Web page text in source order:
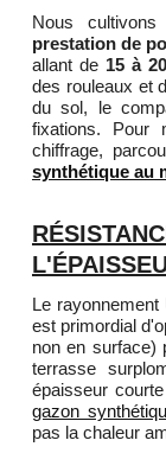
Nous
prestation de
allant de 15 à
des rouleaux et
du sol, le
fixations. Pour
chiffrage,
synthétique au
Le
est primordial
non en surface)
terrasse
épaisseur
gazon
pas la chaleur